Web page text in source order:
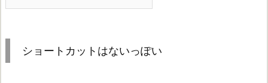
ショートカットはないっぽい